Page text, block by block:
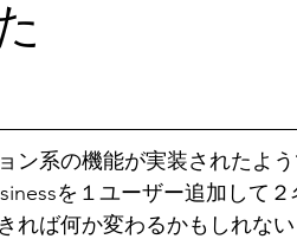
系の機能が実装されたよう
を１ユーザー追加して
れば何か変わるかもしれな